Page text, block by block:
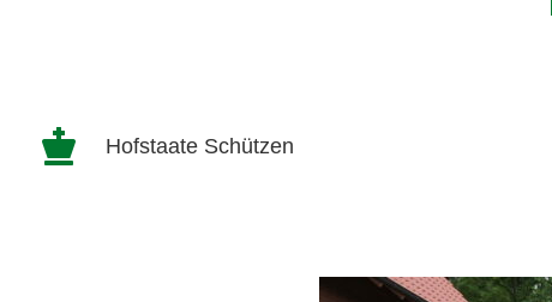
Hofstaate Schützen